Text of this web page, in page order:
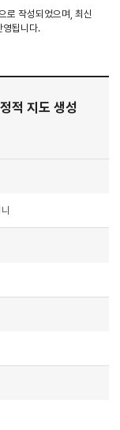
로 작성되었으며, 최신
영됩니다.
적 지도 생성